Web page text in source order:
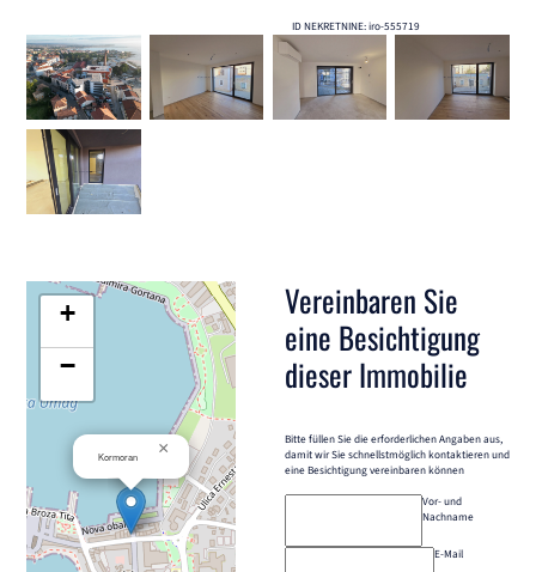
ID NEKRETNINE: iro-555719
Kormoran ×
+
−
Vereinbaren Sie
eine Besichtigung
dieser Immobilie
Bitte füllen Sie die erforderlichen Angaben aus,
damit wir Sie schnellstmöglich kontaktieren und
eine Besichtigung vereinbaren können
Vor- und
Nachname
E-Mail